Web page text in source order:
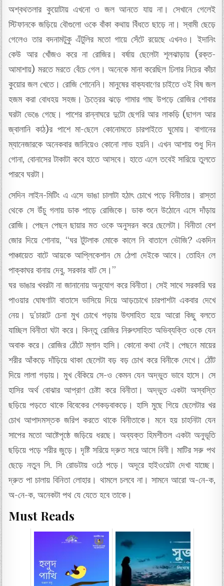
অশ্বথতলার কুয়োটায় এখনো ও জল আনতে যায় না। সেখানে গেলেই
স্টিফানকে জড়িয়ে বৌগুলো ওকে বাঁকা কথায় বিঁধতে ছাড়ে না। স্বামী ছেড়ে
গেলেও তার বদনামটুকু এঁটুলির মতো গায়ে সেঁটে রয়েছে এখনও। ইদানিং
কেউ আর খোঁজও করে না রোজির। বর্ষায় ছেলেটা শূলঝাড়ায় (রক্ত-
আমাশায়) মরতে মরতে বেঁচে গেল। অনেকে মানা করেছিল ঢিলার নিচের কাঁচা
কুয়োর জল খেতে। রোজি শোনেনি। মানুষের বাক্যবাণের চাইতে ওই বিষ জল
হজম করা বোধহয় সহজ। চৈত্রের ঝড়ে গামার গাছ উপড়ে রোজির শোবার
ঘরটা ভেঙে গেছে। পাশের রান্নাঘরে দুটো ছেগরি আর লাকড়ি (ছাগল আর
জ্বালানি কাঠ)র পাশে মা-ছেলে কোনোমতে চারপাইতে ঘুমোয়। বাগানের
ম্যানেজারকে অনেকবার জানিয়েও কোনো লাভ হয়নি। এখন আশায় শুধু দিন
গোনা, বোনাসের টাকাটা কবে হাতে আসবে। হাতে এলে তবেই সারিয়ে তুলতে
পারবে ঘরটা।
সেদিন লাইন-মিটিং এ এসে ভাঙা চালাটা হঠাৎ চোখে পড়ে বিনীতার। রাস্তা
থেকে সে উঁচু গলায় ডাক পাড়ে রোজিকে। ডাক শুনে উঠোনে এসে দাঁড়ায়
রোজি। পেছন পেছন ছায়ার মত ওকে অনুসরন করে ছেলেটা। বিনীতা বেশ
জোর দিয়ে শোনায়, “ঘর টুটলাক মোকে কালে নি বাতালে ভৌজি? একদিন
পাঞ্চায়েত বাটে আয়কে আপ্লিকেশান মে ঠেপা দেইকে আবে। তোহিন লে
পাক্কাঘর বানায় দেবু, সরকার বাট সে।”
ঘর ভাঙার খবরটা না জানানোয় অনুযোগ করে বিনীতা। সেই সাথে সরকারি ঘর
পাওয়ার ঘোষণাটা বাতাসে ভাসিয়ে দিয়ে আড়চোখে চারপাশটা একবার দেখে
নেয়। দু’চারটে চেনা মুখ চোখে পড়ায় উৎসাহিত হয়ে আরো কিছু বলতে
যাচ্ছিল বিনীতা ঘটা করে। কিন্তু রোজির নিরুৎসাহিত অভিব্যক্তি ওকে যেন
অবাক করে। রোজির ঠোঁটে ম্লান হাসি। কোনো কথা নেই। পেছনে মায়ের
শরীর আঁকড়ে দাঁড়িয়ে থাকা ছেলেটা বড় বড় চোখ করে বিনীকে দেখে। ঠোঁট
দিয়ে লালা গড়ায়। মুখ বেঁকিয়ে সে-ও কেমন যেন অদ্ভুত ভাবে হাসে। সে
হাসির অর্থ বোঝার আপ্রাণ চেষ্টা করে বিনীতা। অদ্ভুত একটা অস্বস্তি
ছড়িয়ে পড়তে থাকে বিবেকের শেকড়বাকড়ে। হাসি মুছে গিয়ে ছেলেটার খর
চোখ আপাদমস্তক জরিপ করতে থাকে বিনীতাকে। মনে হয় চাহনিটা যেন
সাপের মতো আষ্টেপৃষ্ঠে জড়িয়ে ধরছে। অব্যক্ত হিমশীতল একটা অনুভূতি
ছড়িয়ে পড়ে শরীর জুড়ে। দৃষ্টি সরিয়ে দ্রুত সরে আসে বিনী। মাটির সরু পথ
ছেড়ে নতুন সি. সি রোডটায় ওঠে পড়ে। অদূরে হাইওয়েটা দেখা যাচ্ছে।
দ্রুত পা চালায় বিনিতা লোহার। থামলে চলবে না। সামনে আরো অ-নে-ক,
অ-নে-ক, অনেকটা পথ যে যেতে হবে তাকে।
Must Reads